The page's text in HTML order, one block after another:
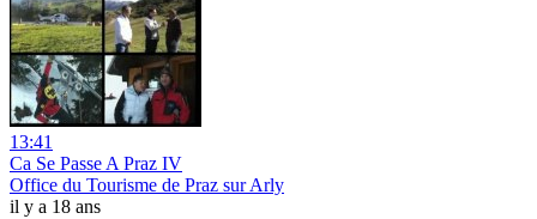
13:41
Ca Se Passe A Praz IV
Office du Tourisme de Praz sur Arly
il y a 18 ans